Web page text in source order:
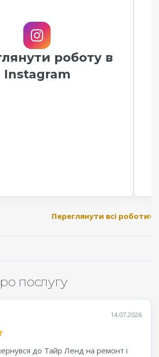
роботу в
Instagram
Переглянути всі роботи
послугу
14.07.2026
до Тайр Ленд на ремонт і